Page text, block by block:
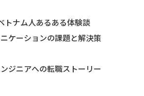
トナム人あるある体験談
ケーションの課題と解決策
ジニアへの転職ストーリー